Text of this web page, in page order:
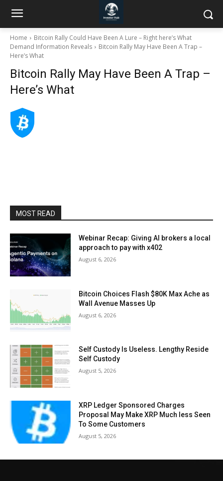
Home
Bitcoin Rally Could Have Been A Lure – Right here’s What
Demand Information Reveals
Bitcoin Rally May Have Been A Trap –
Here’s What
Bitcoin Rally May Have Been A Trap –
Here’s What
MOST READ
Webinar Recap: Giving AI brokers a local
approach to pay with x402
August 6, 2026
Bitcoin Choices Flash $80K Max Ache as
Wall Avenue Masses Up
August 6, 2026
Self Custody Is Useless. Lengthy Reside
Self Custody
August 5, 2026
XRP Ledger Sponsored Charges
Proposal May Make XRP Much less Seen
To Some Customers
August 5, 2026